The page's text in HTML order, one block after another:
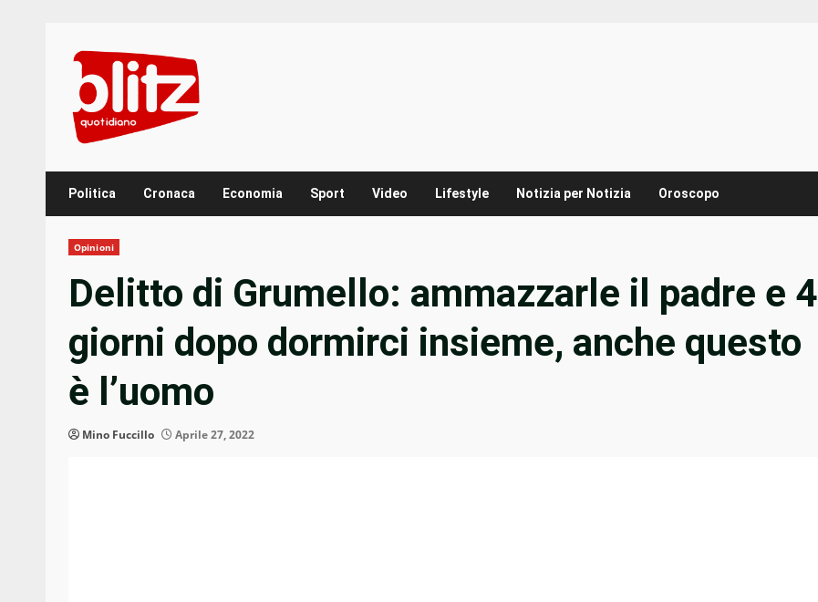
content
Politica Cronaca Economia Sport Video Lifestyle Notizia per Notizia Oroscopo
Opinioni
Delitto di Grumello: ammazzarle il padre e 4
giorni dopo dormirci insieme, anche questo
è l’uomo
Mino Fuccillo Aprile 27, 2022